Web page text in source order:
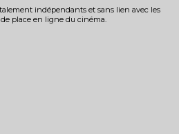
indépendants et sans lien avec les
place en ligne du cinéma.